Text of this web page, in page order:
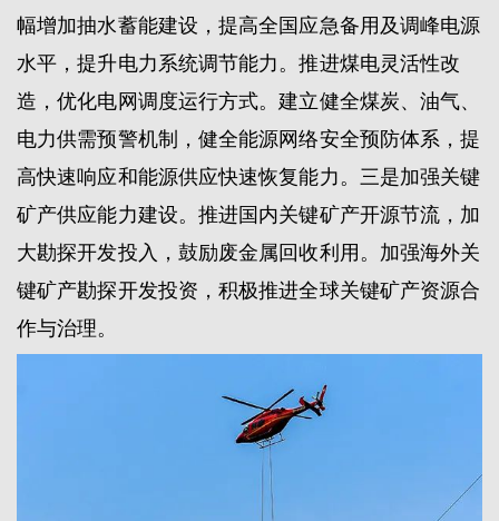
幅增加抽水蓄能建设，提高全国应急备用及调峰电源
水平，提升电力系统调节能力。推进煤电灵活性改
造，优化电网调度运行方式。建立健全煤炭、油气、
电力供需预警机制，健全能源网络安全预防体系，提
高快速响应和能源供应快速恢复能力。三是加强关键
矿产供应能力建设。推进国内关键矿产开源节流，加
大勘探开发投入，鼓励废金属回收利用。加强海外关
键矿产勘探开发投资，积极推进全球关键矿产资源合
作与治理。